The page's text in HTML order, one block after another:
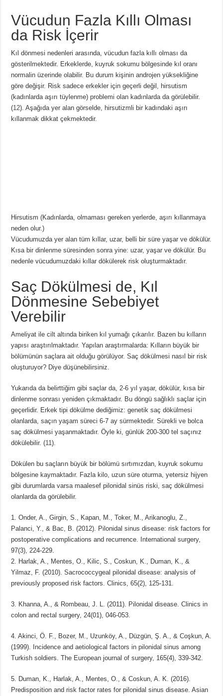
Vücudun Fazla Kıllı Olması
da Risk İçerir
Kıl dönmesi nedenleri arasında, vücudun fazla kıllı olması da
gösterilmektedir. Erkeklerde, kuyruk sokumu bölgesinde kıl oranı
normalin üzerinde olabilir. Bu durum kişinin androjen yüksekliğine
göre değişir. Risk sadece erkekler için geçerli değil, hirsutism
(kadınlarda aşırı tüylenme) problemi olan kadınlarda da görülebilir.
(12). Aşağıda yer alan görselde, hirsutizmli bir kadındaki aşırı
kıllanmak dikkat çekmektedir.
Hirsutism (Kadınlarda, olmaması gereken yerlerde, aşırı kıllanmaya
neden olur.)
Vücudumuzda yer alan tüm kıllar, uzar, belli bir süre yaşar ve dökülür.
Kısa bir dinlenme süresinden sonra yine: uzar, yaşar ve dökülür. Bu
nedenle vücudumuzdaki kıllar dökülerek risk oluşturmaktadır.
Saç Dökülmesi de, Kıl
Dönmesine Sebebiyet
Verebilir
Ameliyat ile cilt altında biriken kıl yumağı çıkarılır. Bazen bu kılların
yapısı araştırılmaktadır. Yapılan araştırmalarda: Kılların büyük bir
bölümünün saçlara ait olduğu görülüyor. Saç dökülmesi nasıl bir risk
oluşturuyor? Diye düşünebilirsiniz.
Yukarıda da belirttiğim gibi saçlar da, 2-6 yıl yaşar, dökülür, kısa bir
dinlenme sonrası yeniden çıkmaktadır. Bu döngü sağlıklı saçlar için
geçerlidir. Erkek tipi dökülme dediğimiz: genetik saç dökülmesi
olanlarda, saçın yaşam süreci 6-7 ay sürmektedir. Sürekli ve bolca
saç dökülmesi yaşanmaktadır. Öyle ki, günlük 200-300 tel saçınız
dökülebilir. (11).
Dökülen bu saçların büyük bir bölümü sırtımızdan, kuyruk sokumu
bölgesine kaymaktadır. Fazla kilo, uzun süre oturma, yetersiz hijyen
gibi durumlarda varsa maalesef pilonidal sinüs riski, saç dökülmesi
olanlarda da görülebilir.
1. Onder, A., Girgin, S., Kapan, M., Toker, M., Arikanoglu, Z.,
Palanci, Y., & Bac, B. (2012). Pilonidal sinus disease: risk factors for
postoperative complications and recurrence. International surgery,
97(3), 224-229.
2. Harlak, A., Mentes, O., Kilic, S., Coskun, K., Duman, K., &
Yilmaz, F. (2010). Sacrococcygeal pilonidal disease: analysis of
previously proposed risk factors. Clinics, 65(2), 125-131.
3. Khanna, A., & Rombeau, J. L. (2011). Pilonidal disease. Clinics in
colon and rectal surgery, 24(01), 046-053.
4. Akinci, Ö. F., Bozer, M., Uzunköy, A., Düzgün, Ş. A., & Coşkun, A.
(1999). Incidence and aetiological factors in pilonidal sinus among
Turkish soldiers. The European journal of surgery, 165(4), 339-342.
5. Duman, K., Harlak, A., Mentes, O., & Coskun, A. K. (2016).
Predisposition and risk factor rates for pilonidal sinus disease. Asian